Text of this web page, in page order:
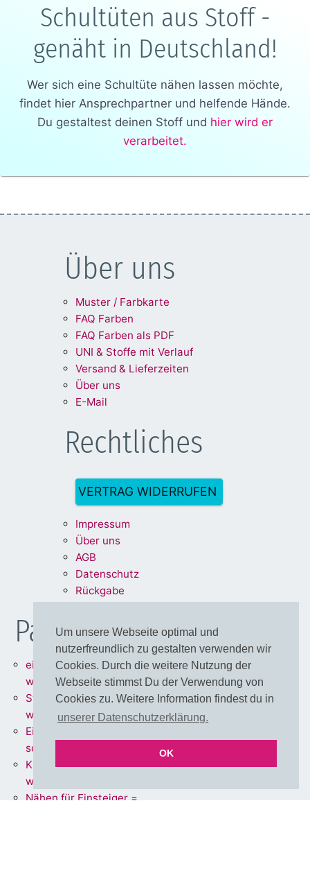
Um unsere Webseite optimal und
nutzerfreundlich zu gestalten verwenden wir
Cookies. Durch die weitere Nutzung der
Webseite stimmst Du der Verwendung von
Cookies zu. Weitere Information findest du in
unserer Datenschutzerklärung.
OK
Schultüten aus Stoff -
genäht in Deutschland!
Wer sich eine Schultüte nähen lassen möchte,
findet hier Ansprechpartner und helfende Hände.
Du gestaltest deinen Stoff und hier wird er
verarbeitet.
Über uns
Muster / Farbkarte
FAQ Farben
FAQ Farben als PDF
UNI & Stoffe mit Verlauf
Versand & Lieferzeiten
Über uns
E-Mail
Rechtliches
VERTRAG WIDERRUFEN
Impressum
Über uns
AGB
Datenschutz
Rückgabe
Partnershops
einfärbbare Meterware =
www.stoff.love
Stoffe + Schnittmuster =
www.schnoffle.de
Eigene Stoffe = www.stoff-
schmie.de
Kissen Made in Germany =
www.kissen.love
Nähen für Einsteiger =